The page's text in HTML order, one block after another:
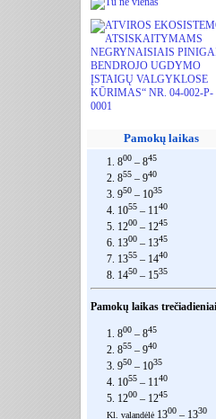
Pamokų laikas
1. 800 – 845
2. 855 – 940
3. 950 – 1035
4. 1055 – 1140
5. 1200 – 1245
6. 1300 – 1345
7. 1355 – 1440
8. 1450 – 1535
Pamokų laikas
1. 800 – 845
2. 855 – 940
3. 950 – 1035
4. 1055 – 1140
5. 1200 – 1245
Kl. valandėlė 1300 – 1330